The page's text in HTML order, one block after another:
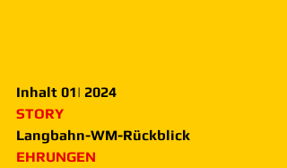
Inhalt 01| 2024
STORY
Langbahn-WM-Rückblick
EHRUNGEN